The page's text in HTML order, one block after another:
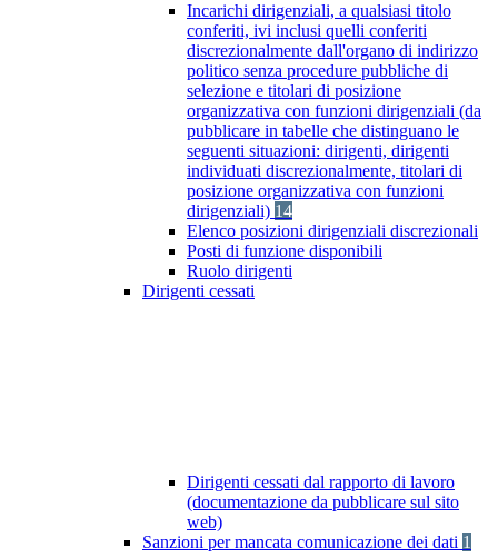
Incarichi dirigenziali, a qualsiasi titolo
conferiti, ivi inclusi quelli conferiti
discrezionalmente dall'organo di indirizzo
politico senza procedure pubbliche di
selezione e titolari di posizione
organizzativa con funzioni dirigenziali (da
pubblicare in tabelle che distinguano le
seguenti situazioni: dirigenti, dirigenti
individuati discrezionalmente, titolari di
posizione organizzativa con funzioni
dirigenziali) 14
Elenco posizioni dirigenziali discrezionali
Posti di funzione disponibili
Ruolo dirigenti
Dirigenti cessati
Dirigenti cessati dal rapporto di lavoro
(documentazione da pubblicare sul sito
web)
Sanzioni per mancata comunicazione dei dati 1